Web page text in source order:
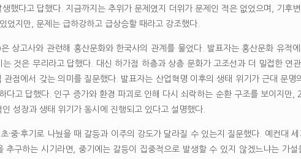
했다고 답했다. 지금까지는 추위가 문제였지 더위가 문제인 적은 없었으며, 기후
었지만, 문제는 급하강하고 급상승할 때라고 강조했다.
상고사와 관련해 홍산문화와 한국사의 관계를 물었다. 발표자는 홍산문화 유적
것은 무리라고 답했다. 대신 하가점 하층과 상층 문화가 고조선과 더 밀접한 연
관점에서 갖는 의미를 질문했다. 발표자는 산업혁명 이후의 생태 위기가 근대 문
다고 답했다. 인구 증가와 환경 파괴로 인해 다시 쇠락하는 순환 구조를 보이지만,
성장과 생태 위기가 동시에 진행되고 있다고 설명했다.
·중·후기로 나눴을 때 갈등과 이주의 강도가 달라질 수 있는지 질문했다. 예컨대
추구하는 시기라면, 중기에는 갈등이 집중적으로 발생할 수 있지 않겠느냐는 가